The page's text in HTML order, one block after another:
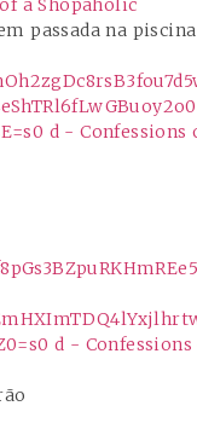
passada na piscina